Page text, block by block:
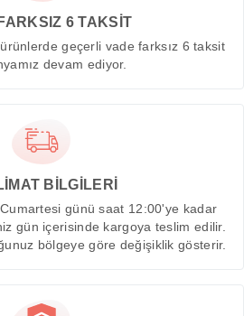
6 TAKSİT
ürünlerde geçerli vade farksız 6 taksit
devam ediyor.
BİLGİLERİ
günü saat 12:00'ye kadar
gün içerisinde kargoya teslim edilir.
bölgeye göre değişiklik gösterir.